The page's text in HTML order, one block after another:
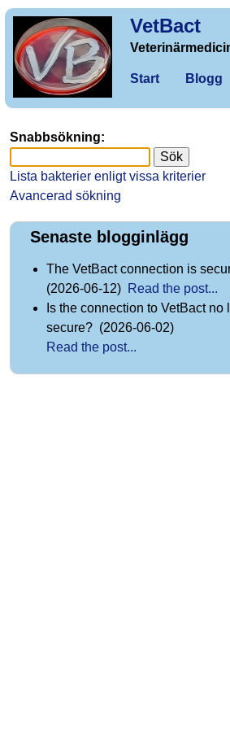
VetBact
Start Blogg
Snabbsökning:
Lista bakterier enligt vissa kriterier
Avancerad sökning
Senaste blogginlägg
The VetBact connection is
(2026-06-12) Read the post...
Is the connection to VetBact no
secure? (2026-06-02)
Read the post...